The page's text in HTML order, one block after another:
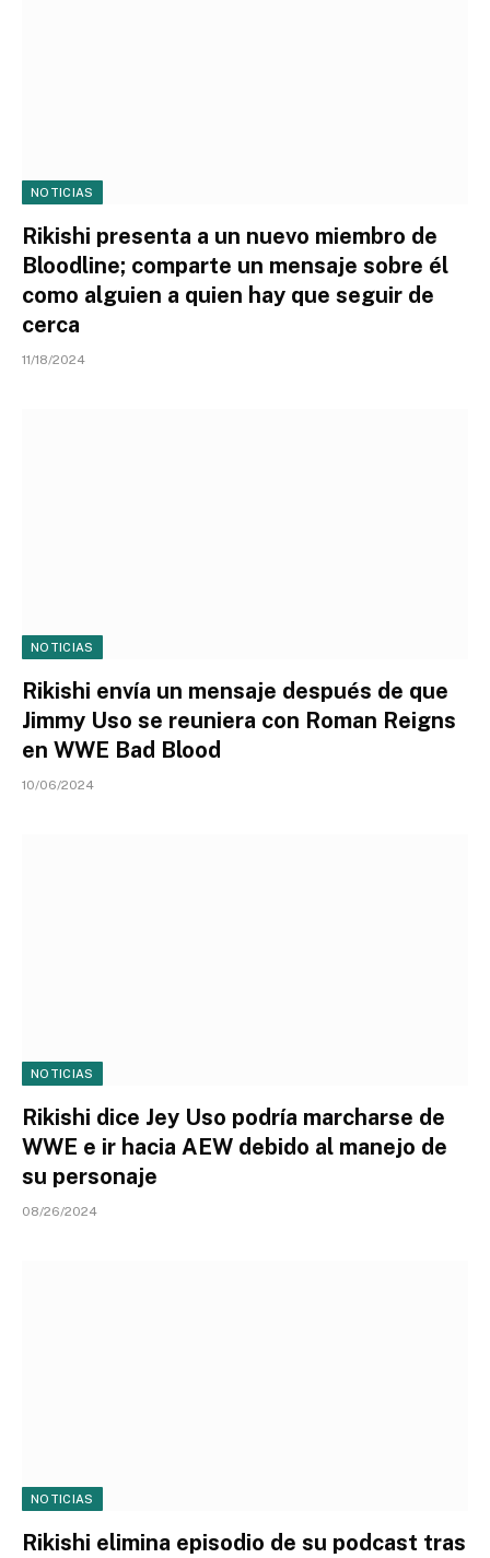
NOTICIAS
Rikishi presenta a un nuevo miembro de
Bloodline; comparte un mensaje sobre él
como alguien a quien hay que seguir de
cerca
11/18/2024
NOTICIAS
Rikishi envía un mensaje después de que
Jimmy Uso se reuniera con Roman Reigns
en WWE Bad Blood
10/06/2024
NOTICIAS
Rikishi dice Jey Uso podría marcharse de
WWE e ir hacia AEW debido al manejo de
su personaje
08/26/2024
NOTICIAS
Rikishi elimina episodio de su podcast tras